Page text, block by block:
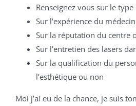
Renseignez vous sur le type
Sur l’expérience du médecin
Sur la réputation du centre
Sur l’entretien des lasers
Sur la qualification du
l’esthétique ou non
Moi j’ai eu de la chance, je suis